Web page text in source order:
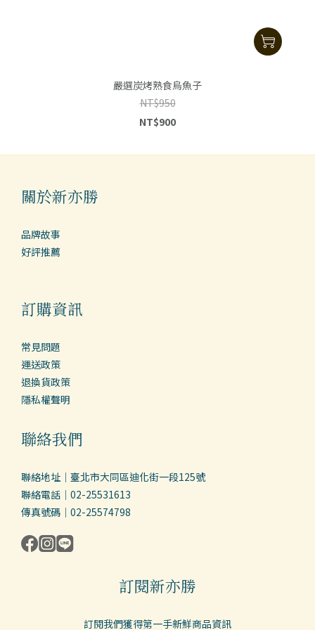
嚴選炭烤熟食烏魚子
NT$950
NT$900
關於新亦勝
品牌故事
好評推薦
訂購資訊
常見問題
運送政策
退換貨政策
隱私權聲明
聯絡我們
聯絡地址｜臺北市大同區迪化街一段125號
聯絡電話｜02-25531613
傳真號碼｜02-25574798
訂閱新亦勝
訂閱我們獲得第一手新鮮商品資訊